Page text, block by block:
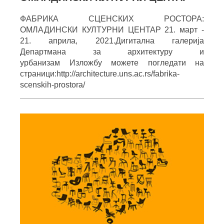
ФАБРИКА СЦЕНСКИХ РОСТОРА:
ОМЛАДИНСКИ КУЛТУРНИ ЦЕНТАР 21. март -
21. априла, 2021.Дигитална галерија
Департмана за архитектуру и
урбанизам Изложбу можете погледати на
страници:http://architecture.uns.ac.rs/fabrika-
scenskih-prostora/